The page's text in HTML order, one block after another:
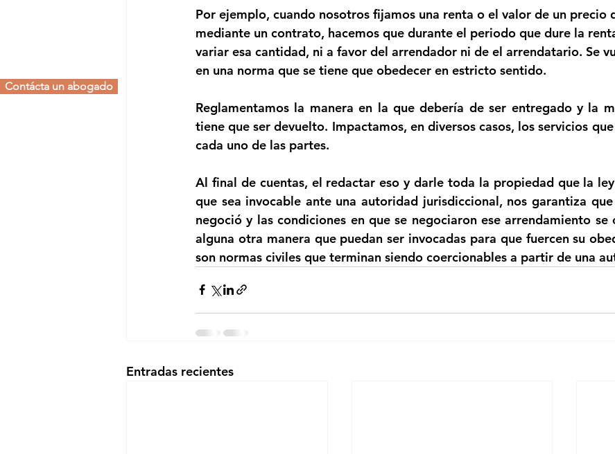
Contácta un abogado
Por ejemplo, cuando nosotros fijamos una renta o el valor de un precio
mediante un contrato, hacemos que durante el periodo que dure la
variar esa cantidad, ni a favor del arrendador ni de el arrendatario. Se
en una norma que se tiene que obedecer en estricto sentido.
Reglamentamos la manera en la que debería de ser entregado y la
tiene que ser devuelto. Impactamos, en diversos casos, los servicios
cada uno de las partes.
Al final de cuentas, el redactar eso y darle toda la propiedad que la
que sea invocable ante una autoridad jurisdiccional, nos garantiza
negoció y las condiciones en que se negociaron ese arrendamiento se
alguna otra manera que puedan ser invocadas para que fuercen su
son normas civiles que terminan siendo coercionables a partir de una
Entradas recientes